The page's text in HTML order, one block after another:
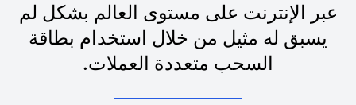
عبر الإنترنت على مستوى العالم بشكل لم
يسبق له مثيل من خلال استخدام بطاقة
السحب متعددة العملات.